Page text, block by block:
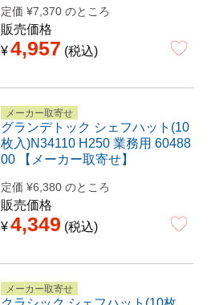
定価 ¥7,370 のところ
販売価格
¥4,957 税込
メーカー取寄せ
グランデトック シェフハット(10
枚入)N34110 H250 業務用 60488
00 【メーカー取寄せ】
定価 ¥6,380 のところ
販売価格
¥4,349 税込
メーカー取寄せ